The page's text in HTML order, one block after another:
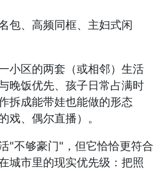
包、高频同框、主妇式闲
小区的两套（或相邻）生活
晚饭优先、孩子日常占满时
拆成能带娃也能做的形态
戏、偶尔直播）。
"不够豪门"，但它恰恰更符合
城市里的现实优先级：把照